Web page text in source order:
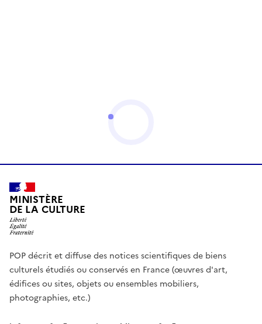
MINISTÈRE
DE LA CULTURE
POP décrit et diffuse des notices scientifiques de biens
culturels étudiés ou conservés en France (œuvres d'art,
édifices ou sites, objets ou ensembles mobiliers,
photographies, etc.)